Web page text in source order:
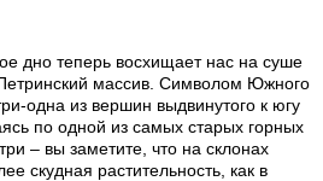
дно теперь восхищает нас на суше
массив. Символом Южного
одна из вершин выдвинутого к югу
по одной из самых старых горных
– вы заметите, что на склонах
скудная растительность, как в